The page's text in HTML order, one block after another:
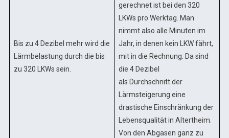
Bis zu 4 Dezibel mehr wird die
Lärmbelastung durch die bis
zu 320 LKWs sein.
gerechnet ist bei den 320
LKWs pro Werktag. Man
nimmt also alle Minuten im
Jahr, in denen kein LKW fährt,
mit in die Rechnung: Da sind
die 4 Dezibel
als Durchschnitt der
Lärmsteigerung eine
drastische Einschränkung der
Lebensqualität in Altertheim.
Von den Abgasen ganz zu